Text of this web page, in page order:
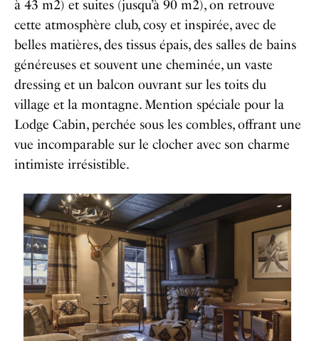
à 43 m2) et suites (jusqu’à 90 m2), on retrouve
cette atmosphère club, cosy et inspirée, avec de
belles matières, des tissus épais, des salles de bains
généreuses et souvent une cheminée, un vaste
dressing et un balcon ouvrant sur les toits du
village et la montagne. Mention spéciale pour la
Lodge Cabin, perchée sous les combles, offrant une
vue incomparable sur le clocher avec son charme
intimiste irrésistible.